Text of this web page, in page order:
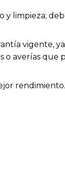
y limpieza;
vigente,
o averías